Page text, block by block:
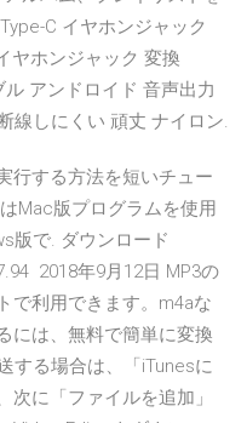
C イヤホンジャック
ヤホンジャック 変換
アンドロイド 音声出力
線しにくい 頑丈 ナイロン.
行する方法を短いチュー
Mac版プログラムを使用
版で. ダウンロード
2018年9月12日 MP3の
で利用できます。m4aな
には、無料で簡単に変換
する場合は、「iTunesに
に「ファイルを追加」